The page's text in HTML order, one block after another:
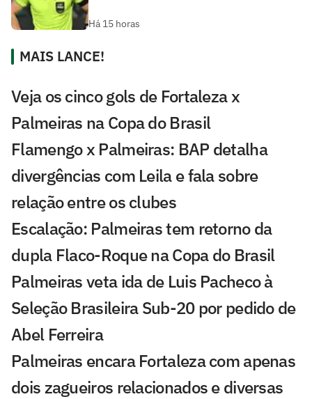
Há 15 horas
MAIS LANCE!
Veja os cinco gols de Fortaleza x
Palmeiras na Copa do Brasil
Flamengo x Palmeiras: BAP detalha
divergências com Leila e fala sobre
relação entre os clubes
Escalação: Palmeiras tem retorno da
dupla Flaco-Roque na Copa do Brasil
Palmeiras veta ida de Luis Pacheco à
Seleção Brasileira Sub-20 por pedido de
Abel Ferreira
Palmeiras encara Fortaleza com apenas
dois zagueiros relacionados e diversas